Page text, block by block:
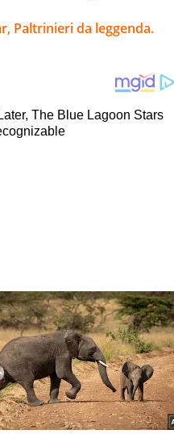
Paltrinieri da leggenda.